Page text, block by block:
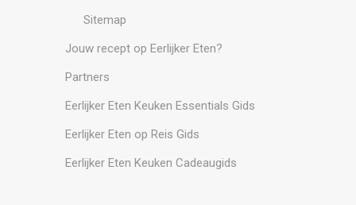
Sitemap
Jouw recept op Eerlijker Eten?
Partners
Eerlijker Eten Keuken Essentials Gids
Eerlijker Eten op Reis Gids
Eerlijker Eten Keuken Cadeaugids